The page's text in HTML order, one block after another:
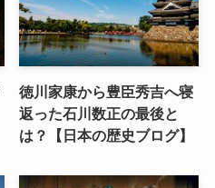
徳川家康から豊臣秀吉へ寝
返った石川数正の最後と
は？【日本の歴史ブログ】